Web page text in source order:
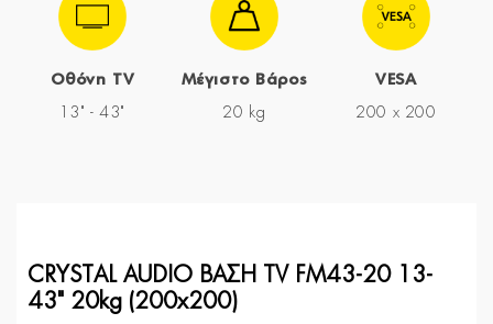
Οθόνη TV
13" - 43"
Μέγιστο Βάρος
20 kg
VESA
200 x 200
CRYSTAL AUDIO ΒΑΣΗ TV FM43-20 13-
43" 20kg (200x200)